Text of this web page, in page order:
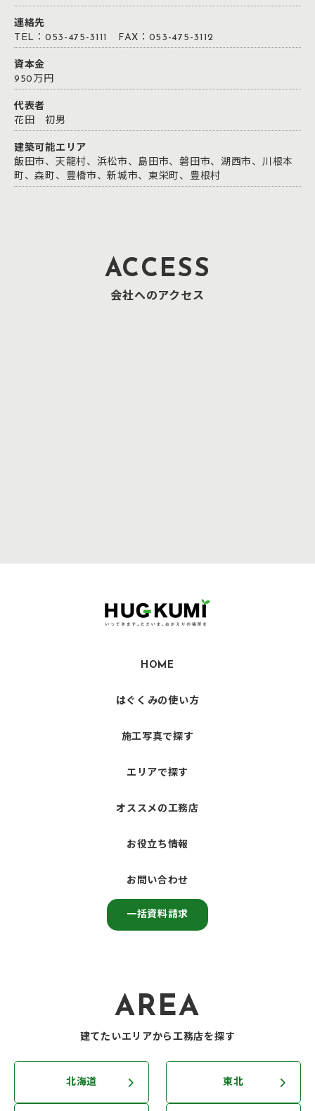
連絡先
TEL：053-475-3111 FAX：053-475-3112
資本金
950万円
代表者
花田 初男
建築可能エリア
飯田市、天龍村、浜松市、島田市、磐田市、湖西市、川根本
町、森町、豊橋市、新城市、東栄町、豊根村
ACCESS
会社へのアクセス
HOME
はぐくみの使い方
施工写真で探す
エリアで探す
オススメの工務店
お役立ち情報
お問い合わせ
一括資料請求
AREA
建てたいエリアから工務店を探す
北海道 東北